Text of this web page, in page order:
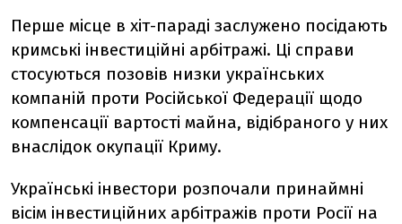
Перше місце в хіт-параді заслужено посідають
кримські інвестиційні арбітражі. Ці справи
стосуються позовів низки українських
компаній проти Російської Федерації щодо
компенсації вартості майна, відібраного у них
внаслідок окупації Криму.
Українські інвестори розпочали принаймні
вісім інвестиційних арбітражів проти Росії на